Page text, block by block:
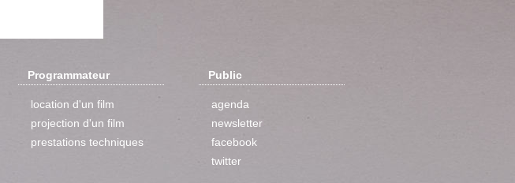
Programmateur
location d'un film
projection d'un film
prestations techniques
Public
agenda
newsletter
facebook
twitter